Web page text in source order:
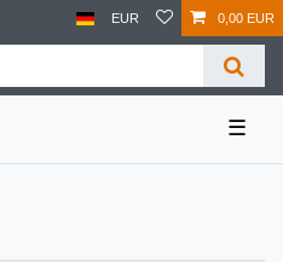
EUR 0,00 EUR
☰